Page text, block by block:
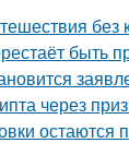
без
быть
через
остаются